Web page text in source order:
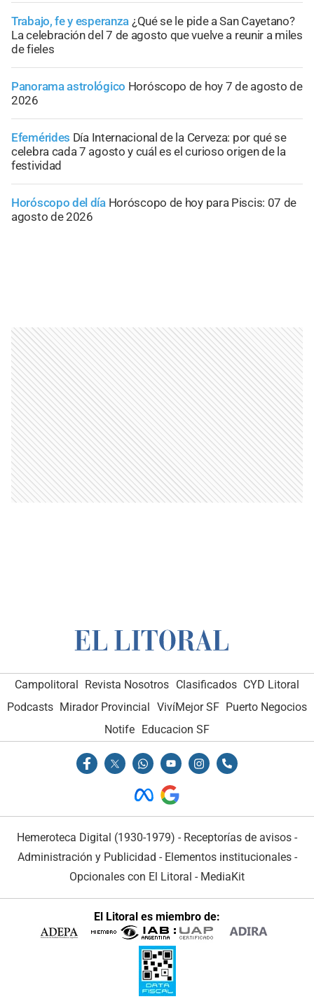
Trabajo, fe y esperanza ¿Qué se le pide a San Cayetano?
La celebración del 7 de agosto que vuelve a reunir a miles
de fieles
Panorama astrológico Horóscopo de hoy 7 de agosto de
2026
Efemérides Día Internacional de la Cerveza: por qué se
celebra cada 7 agosto y cuál es el curioso origen de la
festividad
Horóscopo del día Horóscopo de hoy para Piscis: 07 de
agosto de 2026
Campolitoral Revista Nosotros Clasificados CYD Litoral
Podcasts Mirador Provincial VivíMejor SF Puerto Negocios
Notife Educacion SF
Hemeroteca Digital (1930-1979) - Receptorías de avisos -
Administración y Publicidad - Elementos institucionales-
Opcionales con El Litoral - MediaKit
El Litoral es miembro de: